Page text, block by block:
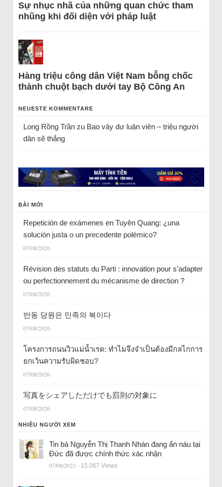
Sự nhục nhã của những quan chức tham
nhũng khi đối diện với pháp luật
Hàng triệu công dân Việt Nam bỗng chốc
thành chuột bạch dưới tay Bộ Công An
NEUESTE KOMMENTARE
Long Rồng Trầnzu Bao vây dư luận viên – triệu người
dân sẽ thắng
BÀI MỚI
Repetición de exámenes en Tuyên Quang: ¿una
solución justa o un precedente polémico?
07/08/2026
Révision des statuts du Parti : innovation pour s’adapter
ou perfectionnement du mécanisme de direction ?
07/08/2026
반동 당원은 민족의 복이다
07/08/2026
โครงการถนนวิวแม่น้ำเรด: ทำไมจึงจำเป็นต้องมีกลไกการ
ยกเว้นความรับผิดชอบ?
07/08/2026
写真をシェアしただけでも罰則の対象に
07/08/2026
NHIỀU NGƯỜI XEM
Tin bà Nguyễn Thị Thanh Nhàn đang ẩn náu tại
Đức đã được chính thức xác nhận
07/08/2023 - 15.067 Views